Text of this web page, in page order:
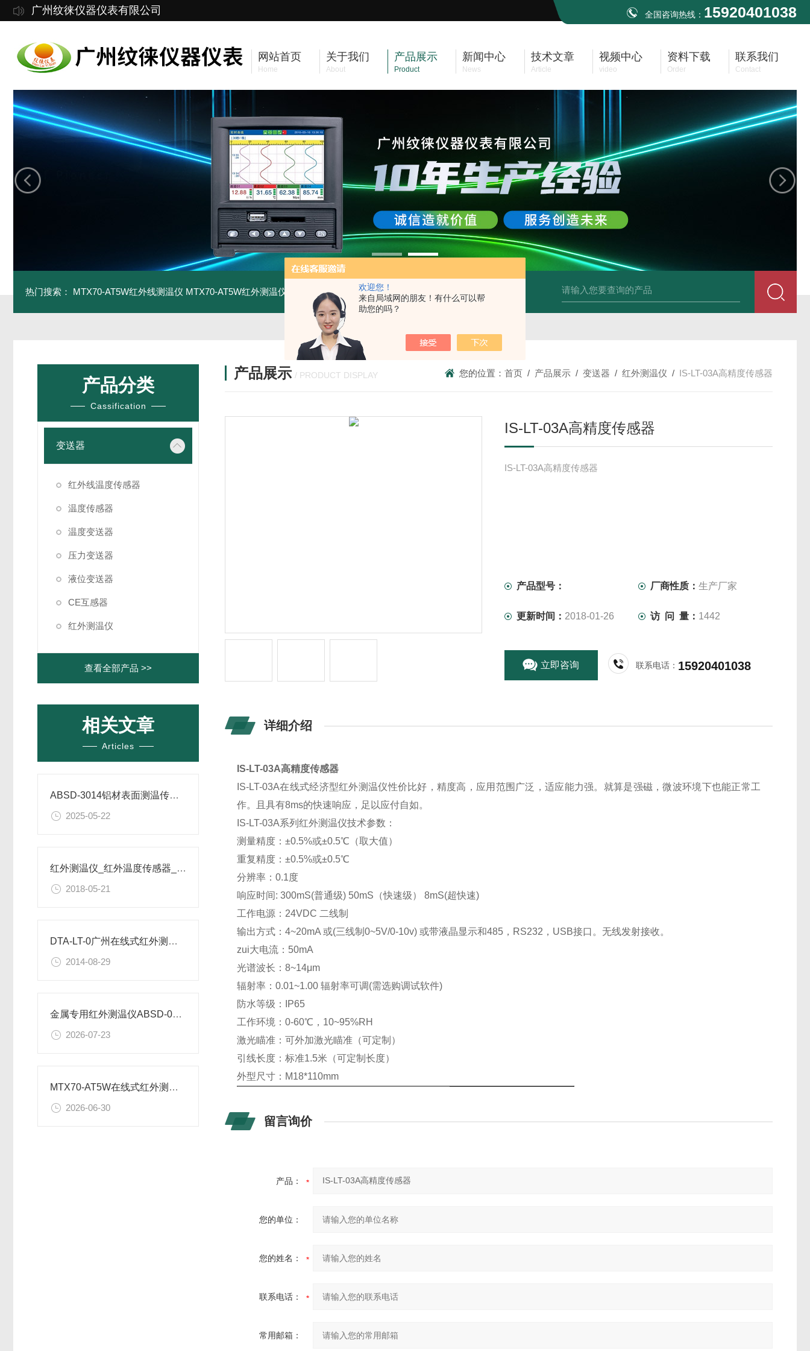
欢迎您！
来自局域网的朋友！有什么可以帮
助您的吗？
广州纹徕仪器仪表有限公司 全国咨询热线： 15920401038
网站首页
Home
关于我们
About
产品展示
Product
新闻中心
News
技术文章
Article
视频中心
video
资料下载
Order
联系我们
Contact
热门搜索： MTX70-AT5W红外线测温仪 MTX70-AT5W红外测温仪MTX70-AT4W MTX70-AT4W红外线测温仪 T80广州纹徕光柱测控仪WK-S803-82-23-2H/2L-P厂家 积算仪DIF-XSR32FC-
产品分类
Cassification
变送器
红外线温度传感器
温度传感器
温度变送器
压力变送器
液位变送器
CE互感器
红外测温仪
查看全部产品 >>
相关文章
Articles
ABSD-3014铝材表面测温传感器机械参数
2025-05-22
红外测温仪_红外温度传感器_红外线温度计_工业测温探头
2018-05-21
DTA-LT-0广州在线式红外测温仪参数
2014-08-29
金属专用红外测温仪ABSD-01B-120参数
2026-07-23
MTX70-AT5W在线式红外测温仪安装尺寸图
2026-06-30
产品展示 / PRODUCT DISPLAY 您的位置： 首页 / 产品展示 / 变送器 / 红外测温仪 / IS-LT-03A高精度传感器
IS-LT-03A高精度传感器
IS-LT-03A高精度传感器
产品型号： 厂商性质：生产厂家
更新时间： 2018-01-26 访 问 量： 1442
立即咨询 联系电话： 15920401038
详细介绍
IS-LT-03A高精度传感器
IS-LT-03A在线式经济型红外测温仪性价比好，精度高，应用范围广泛，适应能力强。就算是强磁，微波环境下也能正常工
作。且具有8ms的快速响应，足以应付自如。
IS-LT-03A系列红外测温仪技术参数：
测量精度：±0.5%或±0.5℃（取大值）
重复精度：±0.5%或±0.5℃
分辨率：0.1度
响应时间: 300mS(普通级) 50mS（快速级） 8mS(超快速)
工作电源：24VDC 二线制
输出方式：4~20mA 或(三线制0~5V/0-10v) 或带液晶显示和485，RS232，USB接口。无线发射接收。
zui大电流：50mA
光谱波长：8~14μm
辐射率：0.01~1.00 辐射率可调(需选购调试软件)
防水等级：IP65
工作环境：0-60℃，10~95%RH
激光瞄准：可外加激光瞄准（可定制）
引线长度：标准1.5米（可定制长度）
外型尺寸：M18*110mm
LT-03A
0~300℃,4-20mA
LT-05AW 0~500℃,4-20mA
0~500℃,0~5V/ 0-10V20:1
留言询价
产品：
您的单位：
您的姓名：
联系电话：
常用邮箱：